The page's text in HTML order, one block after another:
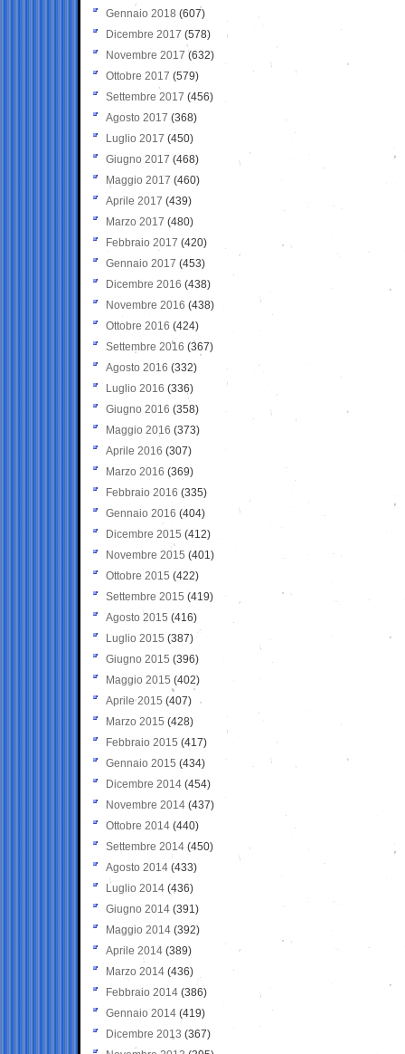
Gennaio 2018 (607)
Dicembre 2017 (578)
Novembre 2017 (632)
Ottobre 2017 (579)
Settembre 2017 (456)
Agosto 2017 (368)
Luglio 2017 (450)
Giugno 2017 (468)
Maggio 2017 (460)
Aprile 2017 (439)
Marzo 2017 (480)
Febbraio 2017 (420)
Gennaio 2017 (453)
Dicembre 2016 (438)
Novembre 2016 (438)
Ottobre 2016 (424)
Settembre 2016 (367)
Agosto 2016 (332)
Luglio 2016 (336)
Giugno 2016 (358)
Maggio 2016 (373)
Aprile 2016 (307)
Marzo 2016 (369)
Febbraio 2016 (335)
Gennaio 2016 (404)
Dicembre 2015 (412)
Novembre 2015 (401)
Ottobre 2015 (422)
Settembre 2015 (419)
Agosto 2015 (416)
Luglio 2015 (387)
Giugno 2015 (396)
Maggio 2015 (402)
Aprile 2015 (407)
Marzo 2015 (428)
Febbraio 2015 (417)
Gennaio 2015 (434)
Dicembre 2014 (454)
Novembre 2014 (437)
Ottobre 2014 (440)
Settembre 2014 (450)
Agosto 2014 (433)
Luglio 2014 (436)
Giugno 2014 (391)
Maggio 2014 (392)
Aprile 2014 (389)
Marzo 2014 (436)
Febbraio 2014 (386)
Gennaio 2014 (419)
Dicembre 2013 (367)